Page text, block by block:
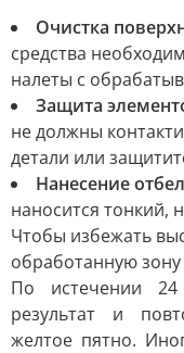
Очистка
средства
налеты с
Защита
не должны
детали или
Нанесение
наносится тонкий,
Чтобы избежать
обработанную зону
По истечении 24
результат и
желтое пятно.